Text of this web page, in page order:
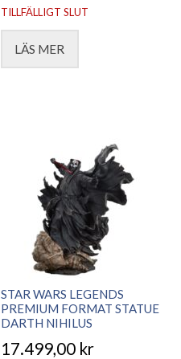
TILLFÄLLIGT SLUT
LÄS MER
STAR WARS LEGENDS
PREMIUM FORMAT STATUE
DARTH NIHILUS
17.499,00 kr